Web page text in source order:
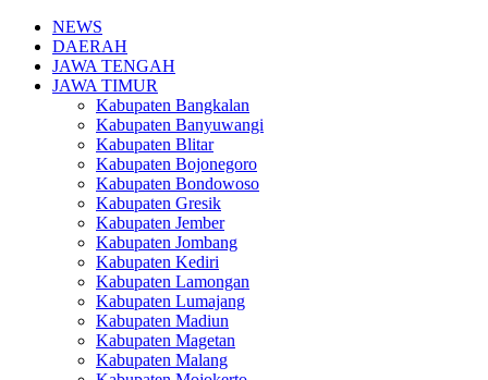
NEWS
DAERAH
JAWA TENGAH
JAWA TIMUR
Kabupaten Bangkalan
Kabupaten Banyuwangi
Kabupaten Blitar
Kabupaten Bojonegoro
Kabupaten Bondowoso
Kabupaten Gresik
Kabupaten Jember
Kabupaten Jombang
Kabupaten Kediri
Kabupaten Lamongan
Kabupaten Lumajang
Kabupaten Madiun
Kabupaten Magetan
Kabupaten Malang